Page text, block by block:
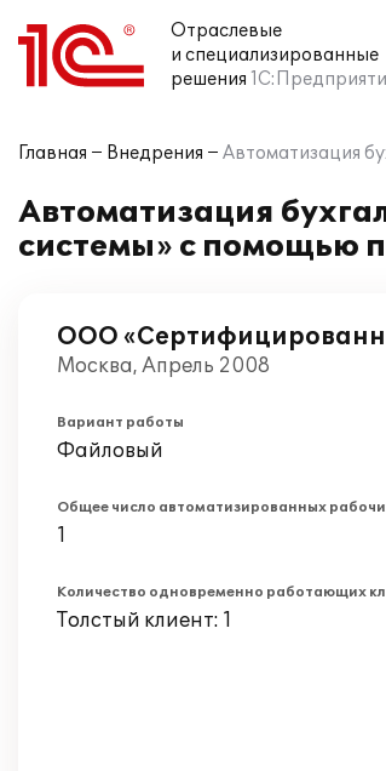
Отраслевые
и специализированные
решения
Главная Внедрения Автоматизация
Автоматизация
системы» с помощью
ООО
Москва, Апрель 2008
Вариант работы
Файловый
Общее число автоматизированных
1
Количество одновременно работающих
Толстый клиент: 1